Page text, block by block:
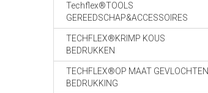
Techflex®TOOLS
GEREEDSCHAP&ACCESSOIRES
TECHFLEX®KRIMP KOUS
BEDRUKKEN
TECHFLEX®OP MAAT GEVLOCHTEN
BEDRUKKING